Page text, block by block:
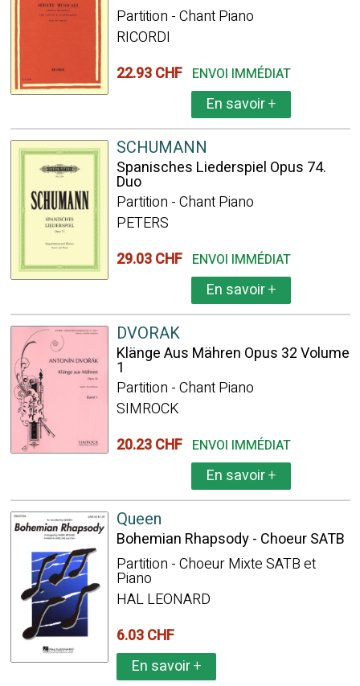
Partition - Chant Piano
RICORDI
22.93 CHF ENVOI IMMÉDIAT
En savoir+
SCHUMANN
Spanisches Liederspiel Opus 74.
Duo
Partition - Chant Piano
PETERS
29.03 CHF ENVOI IMMÉDIAT
En savoir+
DVORAK
Klänge Aus Mähren Opus 32 Volume
1
Partition - Chant Piano
SIMROCK
20.23 CHF ENVOI IMMÉDIAT
En savoir+
Queen
Bohemian Rhapsody - Choeur SATB
Partition - Choeur Mixte SATB et
Piano
HAL LEONARD
6.03 CHF
En savoir+